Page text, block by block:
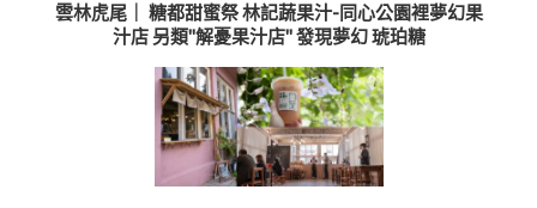
雲林虎尾｜ 糖都甜蜜祭 林記蔬果汁-同心公園裡夢幻果
汁店 另類"解憂果汁店" 發現夢幻 琥珀糖